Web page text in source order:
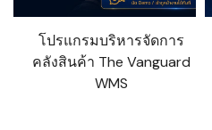
โปรแกรมบริหารจัดการ
คลังสินค้า The Vanguard
WMS